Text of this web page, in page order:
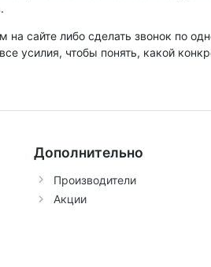
сайте либо сделать звонок по
чтобы понять, какой
Дополнительно
Производители
Акции